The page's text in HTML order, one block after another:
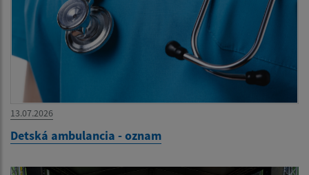
13.07.2026
Detská ambulancia - oznam